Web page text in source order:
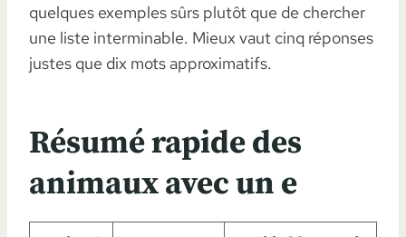
quelques exemples sûrs plutôt que de chercher
une liste interminable. Mieux vaut cinq réponses
justes que dix mots approximatifs.
Résumé rapide des
animaux avec un e